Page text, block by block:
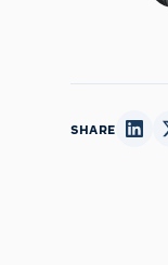
SHARE